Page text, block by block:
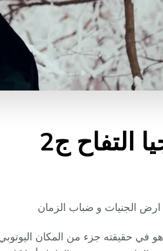
التفاح ج2
في حقيقته جزء من المكان اليوتوبي